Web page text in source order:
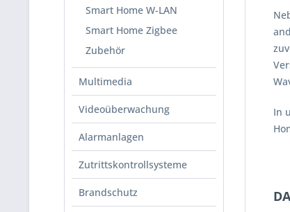
Smart Home W-LAN
Smart Home Zigbee
Zubehör
Multimedia
Videoüberwachung
Alarmanlagen
Zutrittskontrollsysteme
Brandschutz
In